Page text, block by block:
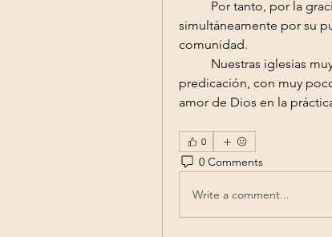
simultáneamente por su
comunidad.
predicación, con muy
amor de Dios en la
0
0 Comments
Write a comment...